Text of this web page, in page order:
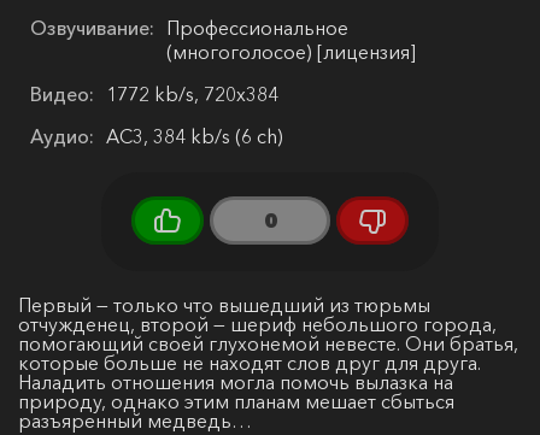
Озвучивание: Профессиональное
(многоголосое) [лицензия]
Видео:
1772 kb/s, 720x384
Аудио: AC3, 384 kb/s (6 ch)
0
Первый — только что вышедший из тюрьмы
отчужденец, второй — шериф небольшого города,
помогающий своей глухонемой невесте. Они братья,
которые больше не находят слов друг для друга.
Наладить отношения могла помочь вылазка на
природу, однако этим планам мешает сбыться
разъяренный медведь…